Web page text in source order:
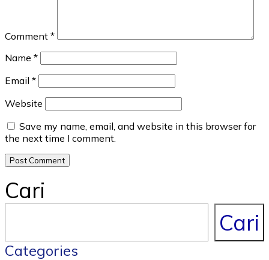
Comment *
Name *
Email *
Website
Save my name, email, and website in this browser for
the next time I comment.
Cari
Cari
Categories